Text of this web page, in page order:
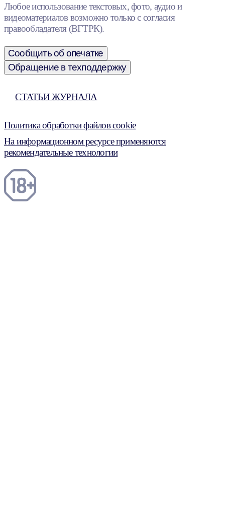
Любое использование текстовых, фото, аудио и
видеоматериалов возможно только с согласия
правообладателя (ВГТРК).
Сообщить об опечатке
Обращение в техподдержку
СТАТЬИ ЖУРНАЛА
Политика обработки файлов cookie
На информационном ресурсе применяются
рекомендательные технологии